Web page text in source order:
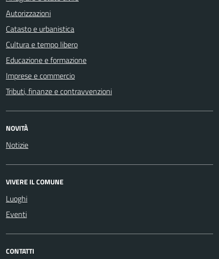
Autorizzazioni
Catasto e urbanistica
Cultura e tempo libero
Educazione e formazione
Imprese e commercio
Tributi, finanze e contravvenzioni
NOVITÀ
Notizie
VIVERE IL COMUNE
Luoghi
Eventi
CONTATTI